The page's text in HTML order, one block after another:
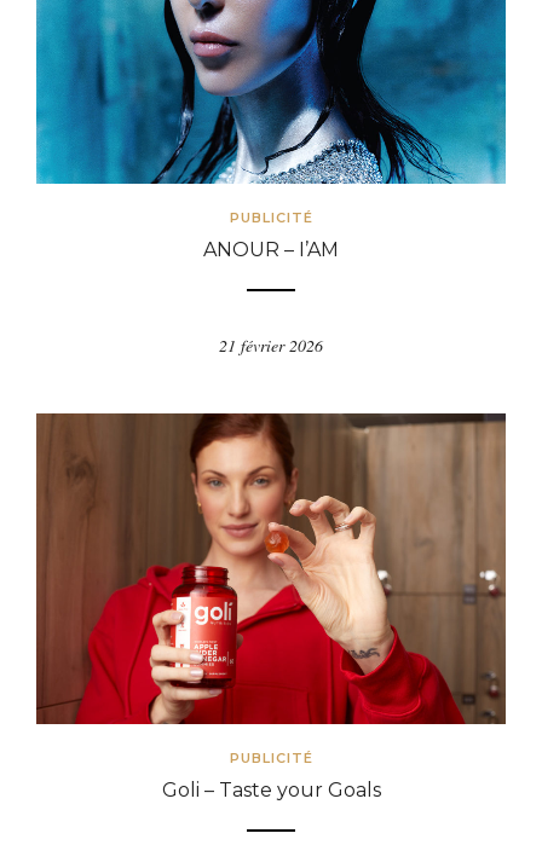
PUBLICITÉ
ANOUR – I’AM
21 février 2026
PUBLICITÉ
Goli – Taste your Goals